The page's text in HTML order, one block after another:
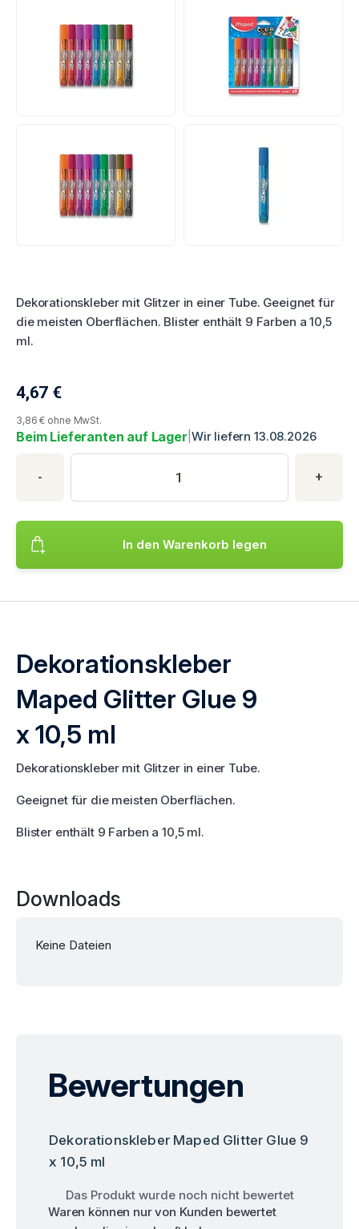
Dekorationskleber mit Glitzer in einer Tube. Geeignet für
die meisten Oberflächen. Blister enthält 9 Farben a 10,5
ml.
4,67 €
Aktueller Produktpreis
3,86 € ohne MwSt.
Beim Lieferanten auf Lager Wir liefern 13.08.2026
Produktmenge
- +
Geben Sie die gewünschte Produktmenge ein.
In den Warenkorb legen
Fügt das Produkt hinzu Dekorationskleber Maped Glitter
Dekorationskleber
Maped Glitter Glue 9
x 10,5 ml
Dekorationskleber mit Glitzer in einer Tube.
Geeignet für die meisten Oberflächen.
Blister enthält 9 Farben a 10,5 ml.
Downloads
Keine Dateien
Bewertungen
Dekorationskleber Maped Glitter Glue 9
x 10,5 ml
Das Produkt wurde noch nicht bewertet
Waren können nur von Kunden bewertet